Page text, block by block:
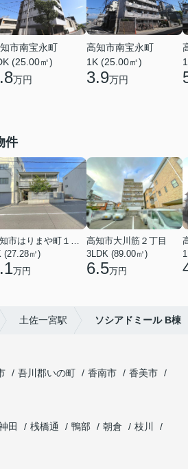
市南宝永町
(25.00㎡)
万円
高知市南宝永町
1K (25.00㎡)
3.9万円
件
高知市はりまや町１丁目
(27.28㎡)
万円
高知市大川筋２丁目
3LDK (89.00㎡)
6.5万円
土佐一宮駅 ソシアドミール B棟
吾川郡いの町 香南市
香美市
田 桟橋通 鴨部 朝倉
枝川